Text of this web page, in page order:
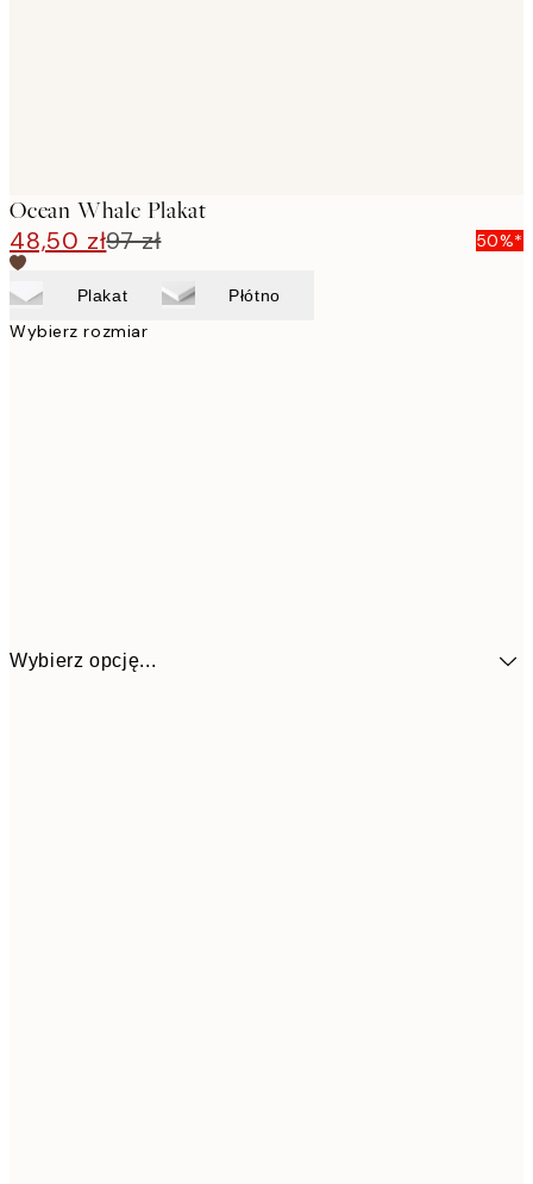
Ocean Whale Plakat
48,50 zł97 zł 50%*
Plakat Płótno
Wybierz rozmiar
Wybierz opcję...